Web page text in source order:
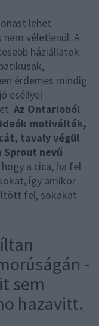
lehet
véletlenül. A
háziállatok
érdemes mindig
eséllyel
Az Ontarioból
motiválták,
tavaly végül
nevű
a cica, ha fel
így amikor
fel, sokakat
-
sem
hazavitt.